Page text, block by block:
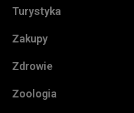
Turystyka
Zakupy
Zdrowie
Zoologia